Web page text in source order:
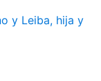
y Leiba, hija y